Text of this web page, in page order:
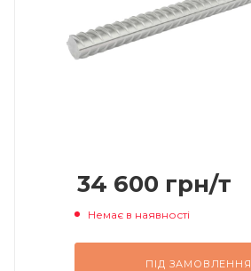
34 600 грн/т
Немає в наявності
ПІД ЗАМОВЛЕННЯ